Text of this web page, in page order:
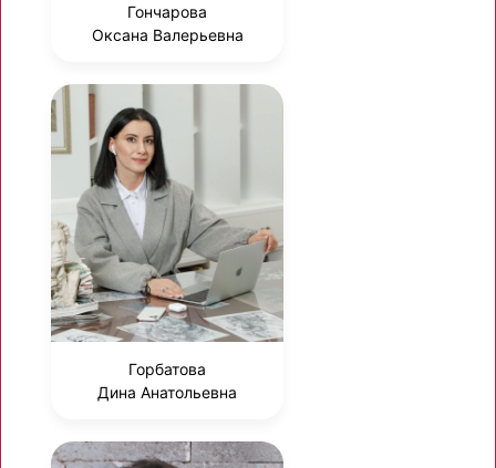
Гончарова
Оксана Валерьевна
Горбатова
Дина Анатольевна